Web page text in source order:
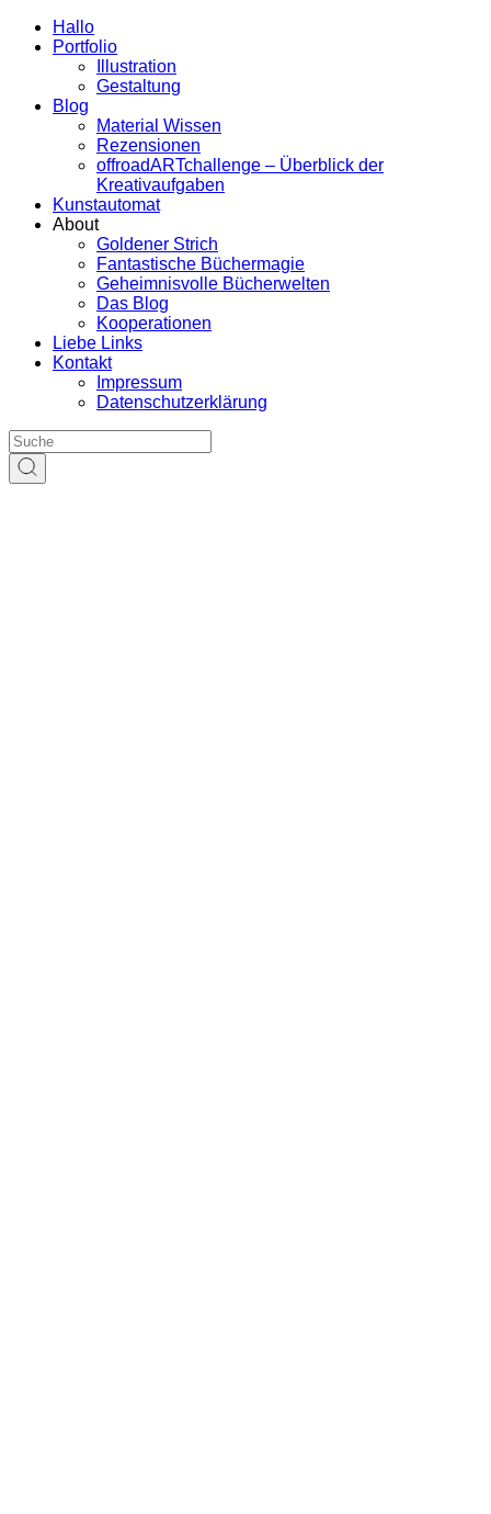
Hallo
Portfolio
Illustration
Gestaltung
Blog
Material Wissen
Rezensionen
offroadARTchallenge – Überblick der
Kreativaufgaben
Kunstautomat
About
Goldener Strich
Fantastische Büchermagie
Geheimnisvolle Bücherwelten
Das Blog
Kooperationen
Liebe Links
Kontakt
Impressum
Datenschutzerklärung